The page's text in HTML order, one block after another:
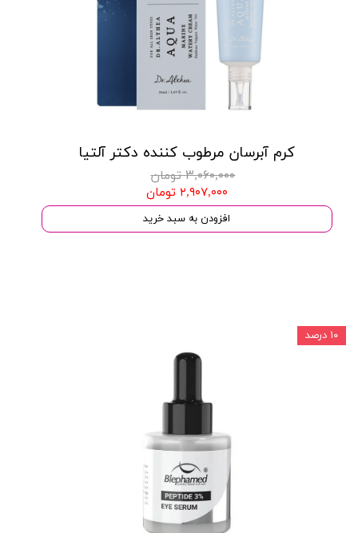
کرم آبرسان مرطوب کننده دکتر آلتیا
۳,۰۶۰,۰۰۰ تومان
۲,۹۰۷,۰۰۰ تومان
افزودن به سبد خرید
۱۰ درصد